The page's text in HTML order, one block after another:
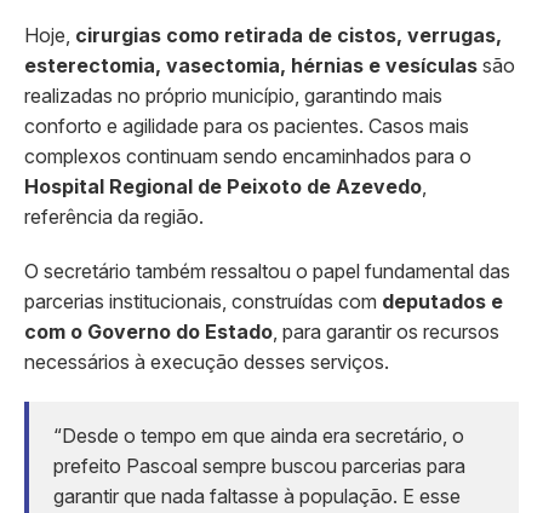
Hoje, cirurgias como retirada de cistos, verrugas,
esterectomia, vasectomia, hérnias e vesículas são
realizadas no próprio município, garantindo mais
conforto e agilidade para os pacientes. Casos mais
complexos continuam sendo encaminhados para o
Hospital Regional de Peixoto de Azevedo,
referência da região.
O secretário também ressaltou o papel fundamental das
parcerias institucionais, construídas com deputados e
com o Governo do Estado, para garantir os recursos
necessários à execução desses serviços.
“Desde o tempo em que ainda era secretário, o
prefeito Pascoal sempre buscou parcerias para
garantir que nada faltasse à população. E esse